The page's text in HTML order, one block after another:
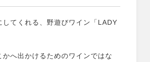
してくれる、野遊びワイン「LADY
かへ出かけるためのワインではな